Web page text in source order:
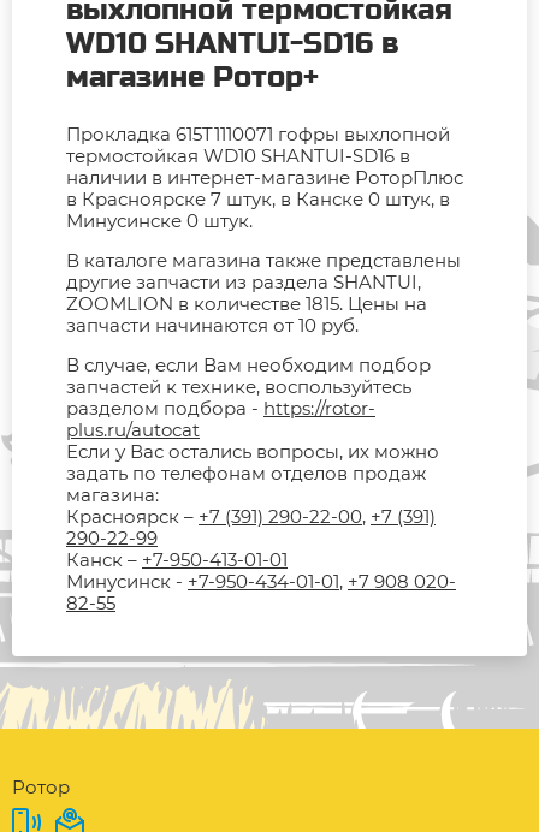
выхлопной термостойкая
WD10 SHANTUI-SD16 в
магазине Ротор+
Прокладка 615T1110071 гофры выхлопной
термостойкая WD10 SHANTUI-SD16 в
наличии в интернет-магазине РоторПлюс
в Красноярске 7 штук, в Канске 0 штук, в
Минусинске 0 штук.
В каталоге магазина также представлены
другие запчасти из раздела SHANTUI,
ZOOMLION в количестве 1815. Цены на
запчасти начинаются от 10 руб.
В случае, если Вам необходим подбор
запчастей к технике, воспользуйтесь
разделом подбора - https://rotor-
plus.ru/autocat
Если у Вас остались вопросы, их можно
задать по телефонам отделов продаж
магазина:
Красноярск – +7 (391) 290-22-00, +7 (391)
290-22-99
Канск – +7-950-413-01-01
Минусинск - +7-950-434-01-01, +7 908 020-
82-55
Ротор